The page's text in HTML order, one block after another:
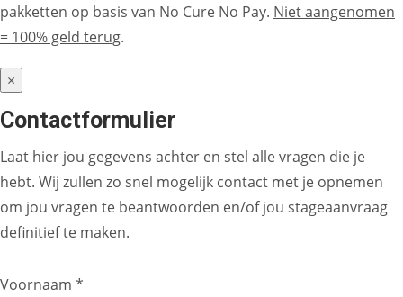
pakketten op basis van No Cure No Pay. Niet aangenomen
= 100% geld terug.
×
Contactformulier
Laat hier jou gegevens achter en stel alle vragen die je
hebt. Wij zullen zo snel mogelijk contact met je opnemen
om jou vragen te beantwoorden en/of jou stageaanvraag
definitief te maken.
Voornaam *